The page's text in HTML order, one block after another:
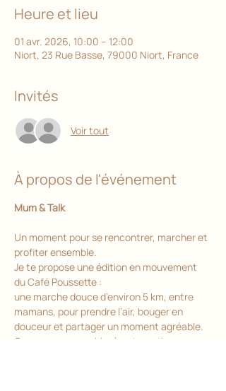
Heure et lieu
01 avr. 2026, 10:00 – 12:00
Niort, 23 Rue Basse, 79000 Niort, France
Invités
Voir tout
À propos de l'événement
Mum & Talk
Un moment pour se rencontrer, marcher et
profiter ensemble.
Je te propose une édition en mouvement
du Café Poussette :
une marche douce d’environ 5 km, entre
mamans, pour prendre l’air, bouger en
douceur et partager un moment agréable.
On avance ensemble, à notre rythme,